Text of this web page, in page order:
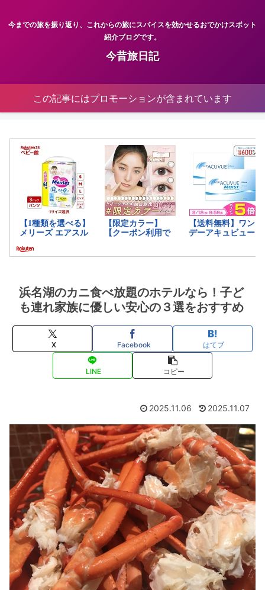
今までの旅を振り返り、これからの旅にスパイスを効かせるおでかけスポット
紹介ブログです。
今昔旅日記
この記事にはプロモーションが含まれています
浜名湖のカニ食べ放題のホテルなら！子ど
も連れ家族に優しい安心の３選をおすすめ
X Facebook はてブ
LINE コピー
2025.11.06 2025.11.07